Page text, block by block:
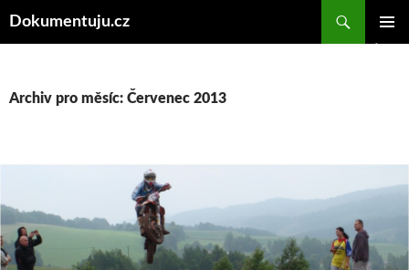
Dokumentuju.cz
WEBU
Archiv pro měsíc: Červenec 2013